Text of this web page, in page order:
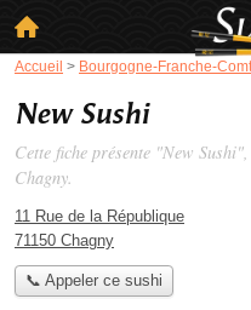
Accueil > Bourgogne-Franche-
New Sushi
Cette fiche présente "New
Chagny.
11 Rue de la République
71150 Chagny
📞 Appeler ce sushi